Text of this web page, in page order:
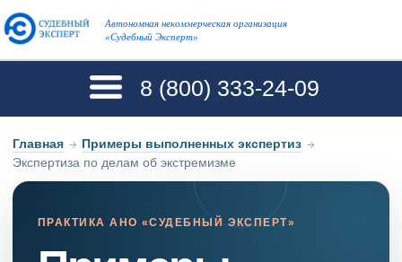
Автономная некоммерческая организация
«Судебный Эксперт»
8 (800) 333-24-09
Главная → Примеры выполненных экспертиз →
Экспертиза по делам об экстремизме
ПРАКТИКА АНО «СУДЕБНЫЙ ЭКСПЕРТ»